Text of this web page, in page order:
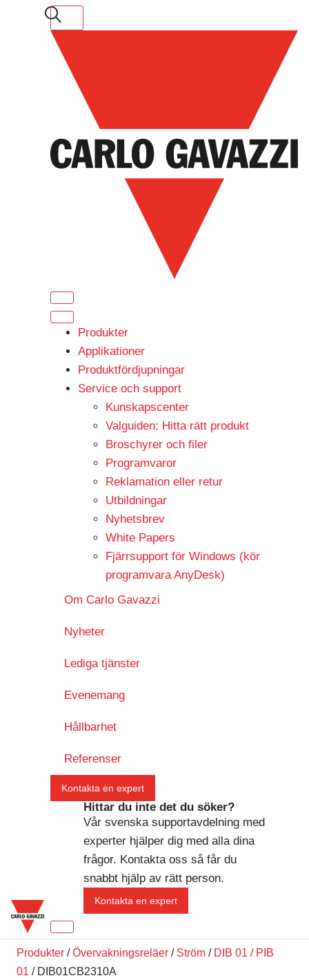
Produkter
Applikationer
Produktfördjupningar
Service och support
Kunskapscenter
Valguiden: Hitta rätt produkt
Broschyrer och filer
Programvaror
Reklamation eller retur
Utbildningar
Nyhetsbrev
White Papers
Fjärrsupport för Windows (kör
programvara AnyDesk)
Om Carlo Gavazzi
Nyheter
Lediga tjänster
Evenemang
Hållbarhet
Referenser
Kontakta en expert
Hittar du inte det du söker?
Vår svenska supportavdelning med
experter hjälper dig med alla dina
frågor. Kontakta oss så får du
snabbt hjälp av rätt person.
Kontakta en expert
Produkter /Övervakningsreläer / Ström / DIB 01 / PIB
01 / DIB01CB2310A